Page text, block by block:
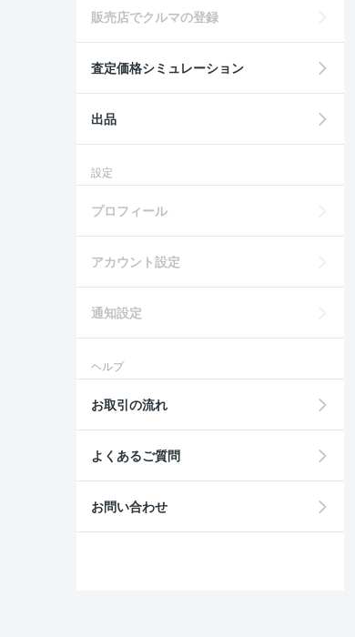
販売店でクルマの登録
査定価格シミュレーション
出品
設定
プロフィール
アカウント設定
通知設定
ヘルプ
お取引の流れ
よくあるご質問
お問い合わせ